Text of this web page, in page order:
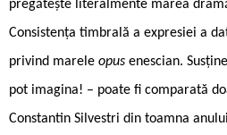
pregătește literalmente marea
Consistența timbrală a expresiei a
privind marele opus enescian.
pot imagina! – poate fi comparată
Constantin Silvestri din toamna